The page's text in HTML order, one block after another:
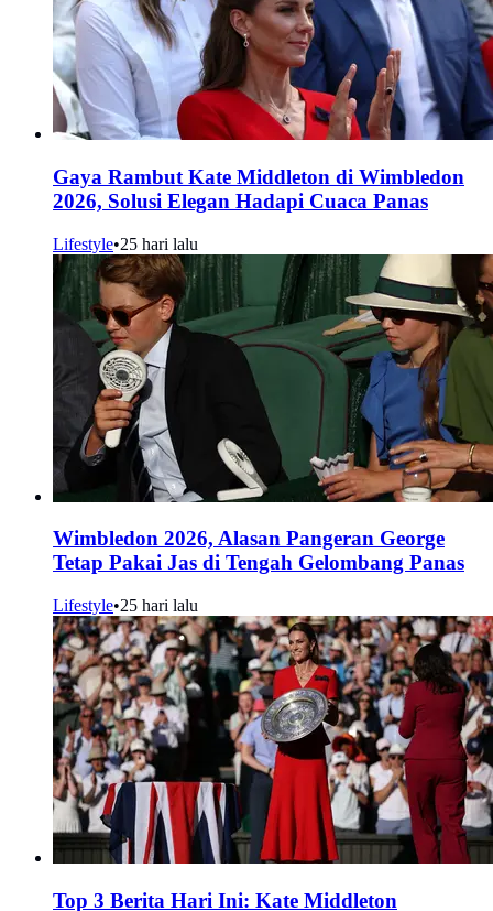
Gaya Rambut Kate Middleton di Wimbledon
2026, Solusi Elegan Hadapi Cuaca Panas
Lifestyle•25 hari lalu
Wimbledon 2026, Alasan Pangeran George
Tetap Pakai Jas di Tengah Gelombang Panas
Lifestyle•25 hari lalu
Top 3 Berita Hari Ini: Kate Middleton